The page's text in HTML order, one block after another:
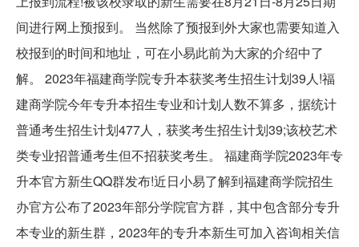
间进行网上预报到。 当然除了预报到外大家也需要知道入
校报到的时间和地址，可在小易此前为大家的介绍中了
解。 2023年福建商学院专升本获奖考生招生计划39人!福
建商学院今年专升本招生专业和计划人数不算多，据统计
普通考生招生计划477人，获奖考生招生计划39;该校艺术
类专业招普通考生但不招获奖考生。 福建商学院2023年专
升本官方新生QQ群发布!近日小易了解到福建商学院招生
办官方公布了2023年部分学院官方群，其中包含部分专升
本专业的新生群，2023年的专升本新生可加入咨询相关信